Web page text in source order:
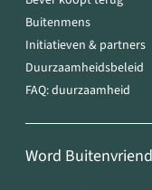
Buitenmens
Initiatieven & partners
Duurzaamheidsbeleid
FAQ: duurzaamheid
Word Buitenvriend